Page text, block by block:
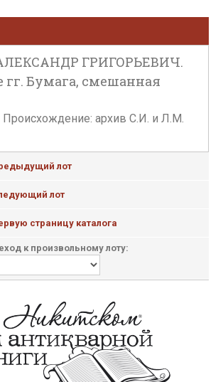
ГРИГОРЬЕВИЧ.
гг. Бумага, смешанная
Происхождение: архив С.И. и Л.М.
лот
лот
страницу каталога
к произвольному лоту: